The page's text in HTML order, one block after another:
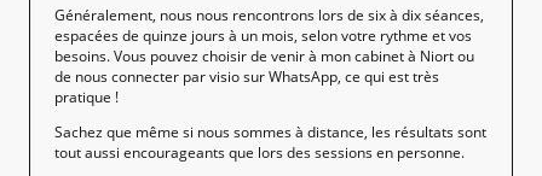
Généralement, nous nous rencontrons lors de six à dix séances,
espacées de quinze jours à un mois, selon votre rythme et vos
besoins. Vous pouvez choisir de venir à mon cabinet à Niort ou
de nous connecter par visio sur WhatsApp, ce qui est très
pratique !
Sachez que même si nous sommes à distance, les résultats sont
tout aussi encourageants que lors des sessions en personne.